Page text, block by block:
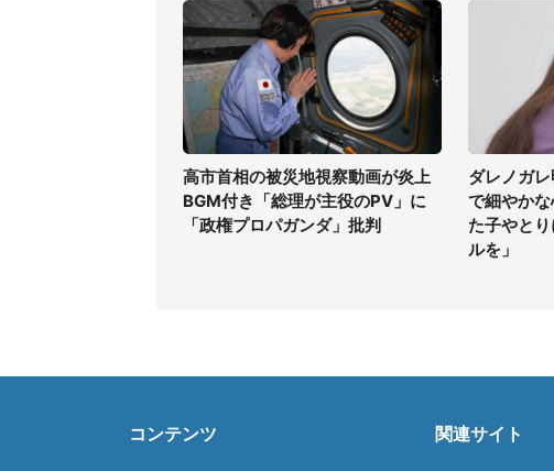
高市首相の被災地視察動画が炎上
BGM付き「総理が主役のPV」に
「政権プロパガンダ」批判
ダレノガ
で細やか
た子やと
ルを」
コンテンツ 関連サイト